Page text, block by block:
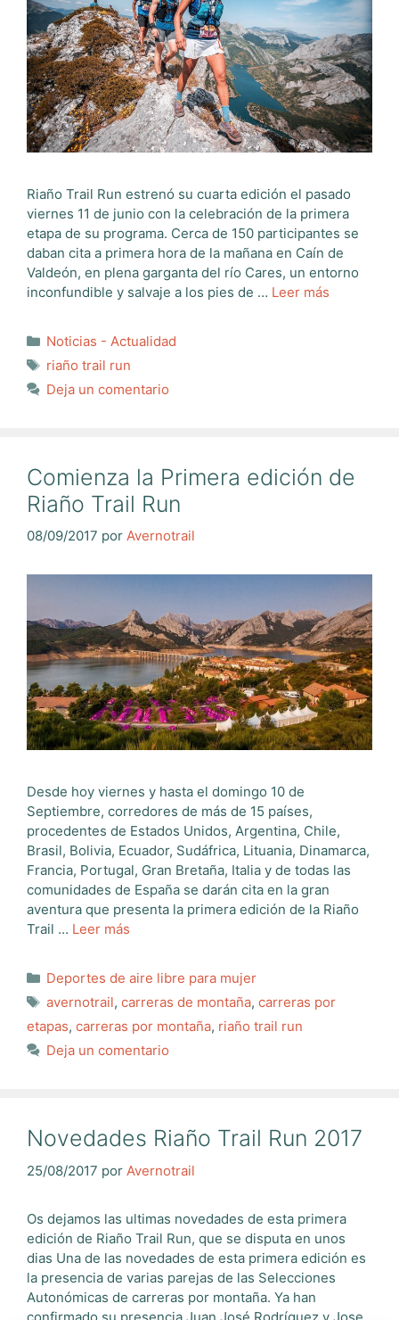
Riaño Trail Run estrenó su cuarta edición el pasado
viernes 11 de junio con la celebración de la primera
etapa de su programa. Cerca de 150 participantes se
daban cita a primera hora de la mañana en Caín de
Valdeón, en plena garganta del río Cares, un entorno
inconfundible y salvaje a los pies de … Leer más
Categorías
Noticias - Actualidad
Etiquetas
riaño trail run
Deja un comentario
Comienza la Primera edición de
Riaño Trail Run
08/09/2017 por Avernotrail
Desde hoy viernes y hasta el domingo 10 de
Septiembre, corredores de más de 15 países,
procedentes de Estados Unidos, Argentina, Chile,
Brasil, Bolivia, Ecuador, Sudáfrica, Lituania, Dinamarca,
Francia, Portugal, Gran Bretaña, Italia y de todas las
comunidades de España se darán cita en la gran
aventura que presenta la primera edición de la Riaño
Trail … Leer más
Categorías
Deportes de aire libre para mujer
Etiquetas
avernotrail, carreras de montaña, carreras por
etapas, carreras por montaña, riaño trail run
Deja un comentario
Novedades Riaño Trail Run 2017
25/08/2017 por Avernotrail
Os dejamos las ultimas novedades de esta primera
edición de Riaño Trail Run, que se disputa en unos
dias Una de las novedades de esta primera edición es
la presencia de varias parejas de las Selecciones
Autonómicas de carreras por montaña. Ya han